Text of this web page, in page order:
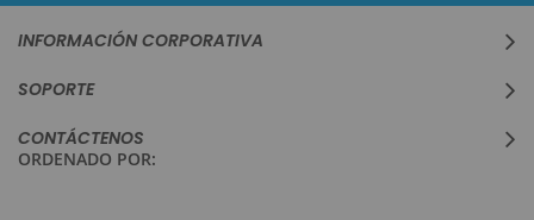
INFORMACIÓN CORPORATIVA
SOPORTE
CONTÁCTENOS
ORDENADO POR: